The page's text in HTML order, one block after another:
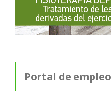
Portal de empleo